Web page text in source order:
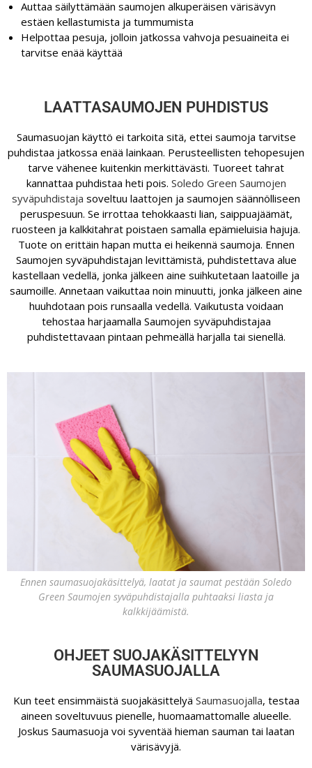
Auttaa säilyttämään saumojen alkuperäisen värisävyn
estäen kellastumista ja tummumista
Helpottaa pesuja, jolloin jatkossa vahvoja pesuaineita ei
tarvitse enää käyttää
LAATTASAUMOJEN PUHDISTUS
Saumasuojan käyttö ei tarkoita sitä, ettei saumoja tarvitse
puhdistaa jatkossa enää lainkaan. Perusteellisten tehopesujen
tarve vähenee kuitenkin merkittävästi. Tuoreet tahrat
kannattaa puhdistaa heti pois. Soledo Green Saumojen
syväpuhdistaja soveltuu laattojen ja saumojen säännölliseen
peruspesuun. Se irrottaa tehokkaasti lian, saippuajäämät,
ruosteen ja kalkkitahrat poistaen samalla epämieluisia hajuja.
Tuote on erittäin hapan mutta ei heikennä saumoja. Ennen
Saumojen syväpuhdistajan levittämistä, puhdistettava alue
kastellaan vedellä, jonka jälkeen aine suihkutetaan laatoille ja
saumoille. Annetaan vaikuttaa noin minuutti, jonka jälkeen aine
huuhdotaan pois runsaalla vedellä. Vaikutusta voidaan
tehostaa harjaamalla Saumojen syväpuhdistajaa
puhdistettavaan pintaan pehmeällä harjalla tai sienellä.
Ennen saumasuojakäsittelyä, laatat ja saumat pestään Soledo
Green Saumojen syväpuhdistajalla puhtaaksi liasta ja
kalkkijäämistä.
OHJEET SUOJAKÄSITTELYYN
SAUMASUOJALLA
Kun teet ensimmäistä suojakäsittelyä Saumasuojalla, testaa
aineen soveltuvuus pienelle, huomaamattomalle alueelle.
Joskus Saumasuoja voi syventää hieman sauman tai laatan
värisävyjä.